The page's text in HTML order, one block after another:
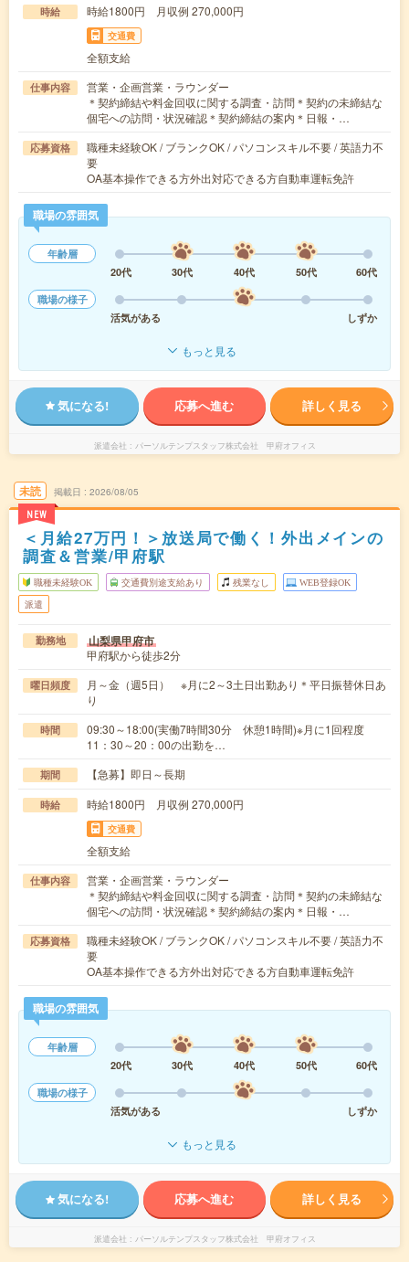
時給 時給1800円 月収例 270,000円
交通費
全額支給
仕事内容
営業・企画営業・ラウンダー
＊契約締結や料金回収に関する調査・訪問＊契約の未締結な
個宅への訪問・状況確認＊契約締結の案内＊日報・…
応募資格
職種未経験OK / ブランクOK / パソコンスキル不要 / 英語力不
要
OA基本操作できる方外出対応できる方自動車運転免許
職場の雰囲気
年齢層
20代
30代 40代 50代
60代
職場の様子
活気がある
しずか
もっと見る
気になる! 応募へ進む 詳しく見る
派遣会社 パーソルテンプスタッフ株式会社 甲府オフィス
未読
NEW
掲載日 2026/08/05
＜月給27万円！＞放送局で働く！外出メインの
調査＆営業/甲府駅
職種未経験OK 交通費別途支給あり 残業なし WEB登録OK
派遣
勤務地 山梨県甲府市
甲府駅から徒歩2分
曜日頻度
月～金（週5日） ※月に2～3土日出勤あり＊平日振替休日あ
り
時間
09:30～18:00(実働7時間30分 休憩1時間)※月に1回程度
11：30～20：00の出勤を…
期間 【急募】即日～長期
時給 時給1800円 月収例 270,000円
交通費
全額支給
仕事内容
営業・企画営業・ラウンダー
＊契約締結や料金回収に関する調査・訪問＊契約の未締結な
個宅への訪問・状況確認＊契約締結の案内＊日報・…
応募資格
職種未経験OK / ブランクOK / パソコンスキル不要 / 英語力不
要
OA基本操作できる方外出対応できる方自動車運転免許
職場の雰囲気
年齢層
20代
30代 40代 50代
60代
職場の様子
活気がある
しずか
もっと見る
気になる! 応募へ進む 詳しく見る
派遣会社 パーソルテンプスタッフ株式会社 甲府オフィス